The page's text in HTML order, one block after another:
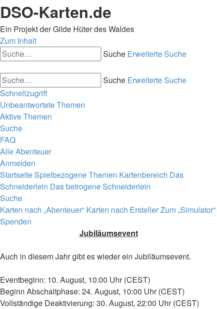
DSO-Karten.de
Ein Projekt der Gilde Hüter des Waldes
Zum Inhalt
Suche Erweiterte Suche
Suche Erweiterte Suche
Schnellzugriff
Unbeantwortete Themen
Aktive Themen
Suche
FAQ
Alle Abenteuer
Anmelden
StartseiteSpielbezogene Themen Kartenbereich Das
Schneiderlein Das betrogene Schneiderlein
Suche
Karten nach „Abenteuer“ Karten nach ErstellerZum „Simulator“
Spenden
Jubiläumsevent
Auch in diesem Jahr gibt es wieder ein Jubiläumsevent.
Eventbeginn: 10. August, 10:00 Uhr (CEST)
Beginn Abschaltphase: 24. August, 10:00 Uhr (CEST)
Vollständige Deaktivierung: 30. August, 22:00 Uhr (CEST)